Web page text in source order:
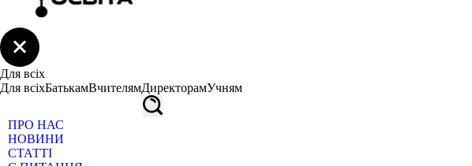
Для всіх
Для всіхБатькамВчителямДиректорамУчням
ПРО НАС
НОВИНИ
СТАТТІ